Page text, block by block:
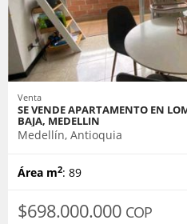
Venta
SE VENDE APARTAMENTO EN
BAJA, MEDELLIN
Medellín, Antioquia
Área m2: 89
$698.000.000 COP